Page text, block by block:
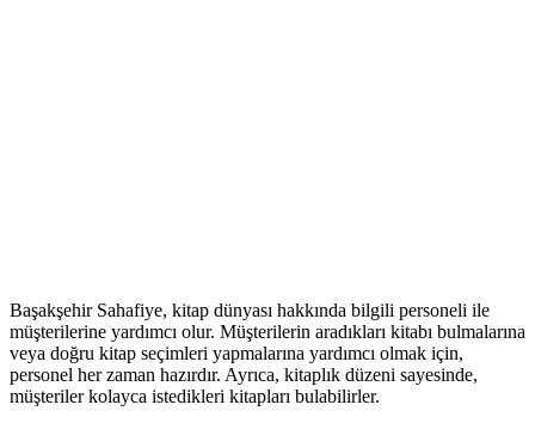
Başakşehir Sahafiye, kitap dünyası hakkında bilgili personeli ile
müşterilerine yardımcı olur. Müşterilerin aradıkları kitabı bulmalarına
veya doğru kitap seçimleri yapmalarına yardımcı olmak için,
personel her zaman hazırdır. Ayrıca, kitaplık düzeni sayesinde,
müşteriler kolayca istedikleri kitapları bulabilirler.